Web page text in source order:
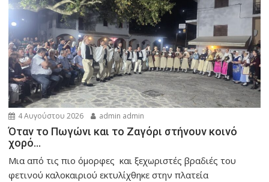
4 Αυγούστου 2026 admin admin
Όταν το Πωγώνι και το Ζαγόρι στήνουν κοινό
χορό…
Μια από τις πιο όμορφες και ξεχωριστές βραδιές του
φετινού καλοκαιριού εκτυλίχθηκε στην πλατεία